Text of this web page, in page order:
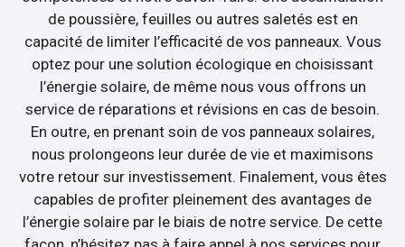
de poussière, feuilles ou autres saletés est en
capacité de limiter l’efficacité de vos panneaux. Vous
optez pour une solution écologique en choisissant
l’énergie solaire, de même nous vous offrons un
service de réparations et révisions en cas de besoin.
En outre, en prenant soin de vos panneaux solaires,
nous prolongeons leur durée de vie et maximisons
votre retour sur investissement. Finalement, vous êtes
capables de profiter pleinement des avantages de
l’énergie solaire par le biais de notre service. De cette